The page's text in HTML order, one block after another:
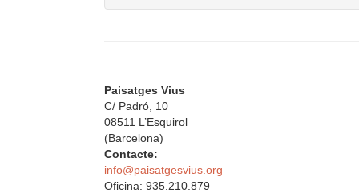
Paisatges Vius
C/ Padró, 10
08511 L’Esquirol
(Barcelona)
Contacte:
info@paisatgesvius.org
Oficina: 935.210.879